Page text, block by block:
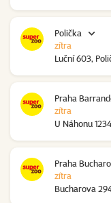
Polička
Luční 603,
zítra
Praha
U Náhonu
zítra
Praha
Bucharova
zítra